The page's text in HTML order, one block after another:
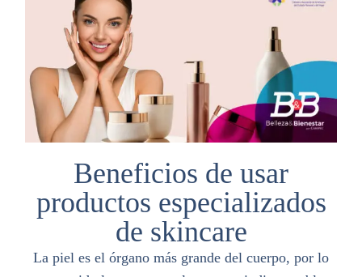
Beneficios de usar
productos especializados
de skincare
La piel es el órgano más grande del cuerpo, por lo